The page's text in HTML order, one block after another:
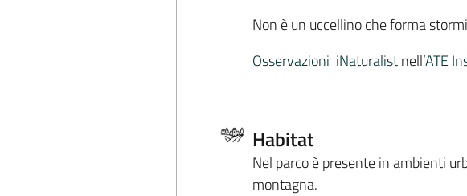
Non è un uccellino che forma
Osservazioni iNaturalistnell’ATE
Habitat
Nel parco è presente in ambienti
montagna.